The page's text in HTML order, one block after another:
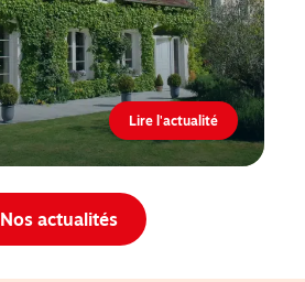
Nos actualités
Lire l'actualité